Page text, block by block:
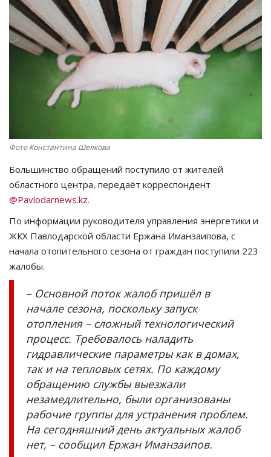
СПЕЦПРОЕКТЫ
СПОРТ
Чек-лист
РАЗВЛЕЧЕНИЯ
OFFICIAL
Курултай
Язык
Қазақша Русский
Фото Константина Шелкова
Большинство обращений поступило от жителей
областного центра, передаёт корреспондент
@Pavlodarnews.kz.
По информации руководителя управления энергетики и
ЖКХ Павлодарской области Ержана Иманзаипова, с
начала отопительного сезона от граждан поступили 223
жалобы.
– Основной поток жалоб пришёл в
начале сезона, поскольку запуск
отопления – сложный технологический
процесс. Требовалось наладить
гидравлические параметры как в домах,
так и на тепловых сетях. По каждому
обращению службы выезжали
незамедлительно, были организованы
рабочие группы для устранения проблем.
На сегодняшний день актуальных жалоб
нет, – сообщил Ержан Иманзаипов.